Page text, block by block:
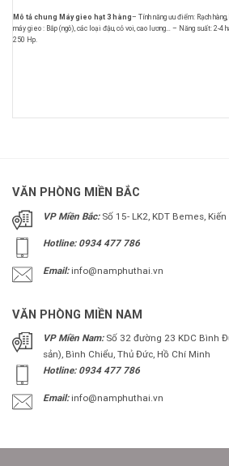
Mô tả chung Máy gieo hạt 3 hàng– Tính năng ưu điểm: Rạch
máy gieo : Bắp (ngô), các loại đậu, cỏ voi, cao lương… – Năng suất: 2-
250 Hp.
VĂN PHÒNG MIỀN BẮC
VP Miền Bắc:Số 15- LK2, KDT Bemes,
Hotline: 0934 477 786
Email: info@namphuthai.vn
VĂN PHÒNG MIỀN NAM
VP Miền Nam:Số 32 đường 23 KDC Bình
sản), Bình Chiểu, Thủ Đức, Hồ Chí Minh
Hotline: 0934 477 786
Email:info@namphuthai.vn